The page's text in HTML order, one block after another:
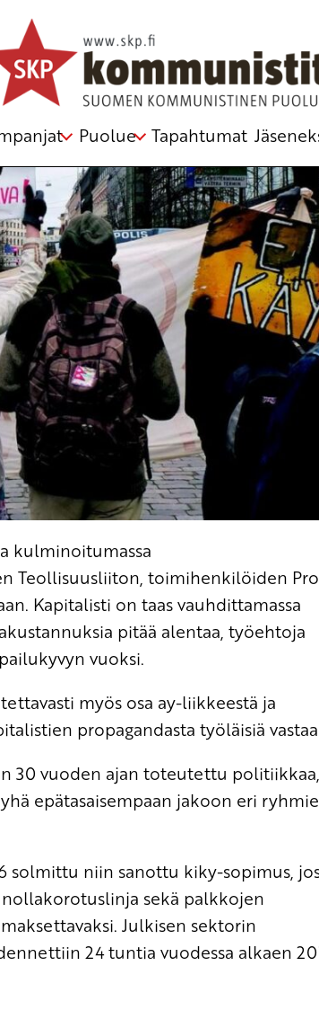
Puolue Tapahtumat
,lakko ,palkat,solidaarisuus,tulonjako
kulminoitumassa
Teollisuusliiton, toimihenkilöiden
Kapitalisti on taas vauhdittamassa
pitää alentaa, työehtoja
vuoksi.
myös osa ay-liikkeestä ja
propagandasta työläisiä
30 vuoden ajan toteutettu politiikkaa,
epätasaisempaan jakoon eri
solmittu niin sanottu kiky-sopimus,
sekä palkkojen
Julkisen sektorin
24 tuntia vuodessa alkaen